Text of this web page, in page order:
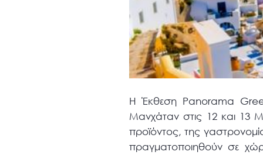
Η Έκθεση Panorama
Μανχάταν στις 12 και 13
προϊόντος, της
πραγματοποιηθούν σε